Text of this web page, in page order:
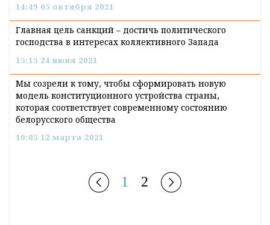
14:49 05 октября 2021
Главная цель санкций – достичь политического
господства в интересах коллективного Запада
15:15 24 июня 2021
Мы созрели к тому, чтобы сформировать новую
модель конституционного устройства страны,
которая соответствует современному состоянию
белорусского общества
10:05 12 марта 2021
1 2